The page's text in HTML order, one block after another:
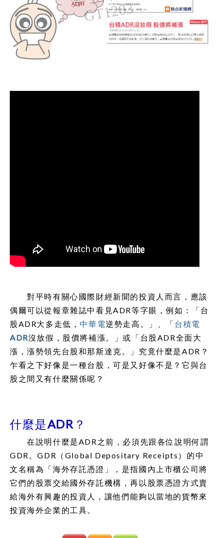
對平時有關心國際財經新聞的投資人而言，應該
偶爾可以從報章雜誌中看見ADR等字眼，例如：「台
股ADR大多走低，中華電逆勢走高。」、「 台積電
ADR沒放假，股價將補漲。」或「台股ADR全面大
漲，漲勢領先台股和那斯達克。」究竟什麼是ADR？
乍看之下好像是一種台股，可是又好像不是？它與台
股之間又有什麼關係呢？
什麼是ADR？
在說明什麼是ADR之前，必須先跟各位說明何謂
GDR。GDR（Global Depositary Receipts）的中
文名稱為「海外存託憑證」，是指國內上市櫃公司將
它們的股票交給國外存託機構，再以股票憑證方式賣
給海外有興趣的投資人，讓他們能夠以當地的貨幣來
投資海外企業的工具。